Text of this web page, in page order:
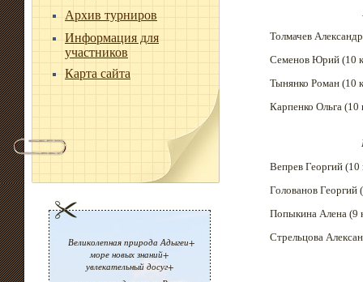
Архив турниров
Информация для
участников
Карта сайта
Великолепная природа Адыгеи+
море новых знаний+
увлекательный досуг+
Толмачев
Семенов Юрий (10
Тынянко Роман (10
Карпенко Ольга (10
Вепрев Георгий (10
Голованов Георгий
Попыкина Алена (9
Стрельцова